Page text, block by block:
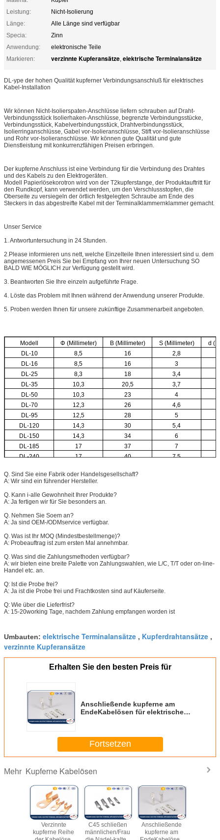
Leistung:
Nicht-Isolierung
Länge:
Alle Länge sind verfügbar
Specia:
Zinn
Anwendung:
elektronische Teile
Markieren:
verzinnte Kupferansätze, elektrische Terminalansätze
DL-ype der hohen Qualität kupferner Verbindungsanschluß für elektrisches
Kabel-Installation
Wir können Nicht-Isolierspaten-Anschlüsse liefern schrauben auf Draht-
Verbindungsstück Isolierhaken-Anschlüsse, begrenzte Verbindungsstücke,
Verbindungsstück, Kabelverbindungsstück, Drahtverbindungsstück,
Isolierringanschlüsse, Gabel vor-Isolieranschlüsse, Stift vor-Isolieranschlüsse
und Rohr vor-Isolieranschlüsse. Wir können gute Qualität und gute
Dienstleistung mit konkurrenzfähigen Preisen erbringen.
Der kupferne Anschluss ist eine Verbindung für die Verbindung des Drahtes
und des Kabels zu den Elektrogeräten.
Modell Papierlösekorotron wird von der T2kupferstange, der Produktauftritt für
den Rundkopf, kann verwendet werden, um den Verschlussstopfen, die
Oberseite zu versiegeln der örtlich festgelegten Schraube am Ende des
Steckers in das abgestreifte Kabel mit der Terminalklammernklammer gemacht.
Unser Service
1. Antwortuntersuchung in 24 Stunden.
2.Please informieren uns nett, welche Einzelteile Ihnen interessiert sind u. dem
angemessenen Preis Sie bei Empfang von Ihrer neuen Untersuchung SO
BALD WIE MÖGLICH zur Verfügung gestellt wird.
3. Beantworten Sie Ihre einzeln aufgeführte Frage.
4. Löste das Problem mit Ihnen während der Anwendung unserer Produkte.
5. Proben werden Ihnen für unsere zukünftige Zusammenarbeit angeboten.
Modell Φ (Millimeter) B (Millimeter) S (Millimeter)
d
DL-10
8,5 16
2,8
DL-16
8,5 16
3
DL-25
8,3 18
3,4
DL-35
10,3 20,5
3,7
DL-50
10,3 23
4
DL-70
12,3 26
4,6
DL-95
12,5 28 5
DL-120
14,3 30
5,4
DL-150
14,3 34 6
DL-185
17 37 7
DL-240
17 40 7,5
Q. Sind Sie eine Fabrik oder Handelsgesellschaft?
A: Wir sind ein führender Hersteller.
Q. Kann i-alle Gewohnheit Ihrer Produkte?
A: Ja fertigen wir für Sie besonders an.
Q. Nehmen Sie Soem an?
A: Ja sind OEM-/ODMservice verfügbar.
Q. Was ist Ihr MOQ (Mindestbestellmenge)?
A: Probeauftrag ist zum ersten Mal annehmbar.
Q. Was sind die Zahlungsmethoden verfügbar?
A: wir bieten eine breite Palette von Zahlungswahlen, wie L/C, T/T oder on-line-
Handel etc. an.
Q: Ist die Probe frei?
A: Ja ist die Probe frei und Frachtkosten sind auf Käuferseite.
Q: Wie über die Lieferfrist?
A: 15-20working Tage, nachdem Zahlung empfangen worden ist
Umbauten: elektrische Terminalansätze , Kupferdrahtansätze ,
verzinnte Kupferansätze
Erhalten Sie den besten Preis für
Anschließende kupferne am
EndeKabelösen für elektrisches
Fortsetzen
Mehr Kupferne Kabelösen
Verzinnte
kupferne Reihe
C45 schließen
männlichen/Frau
Anschließende
kupferne am